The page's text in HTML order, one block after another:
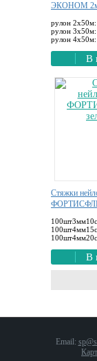
ЭКОНОМ
рулон 2х50м:
рулон 3х50м:
рулон 4х50м:
В
Стяжки
В
Email: